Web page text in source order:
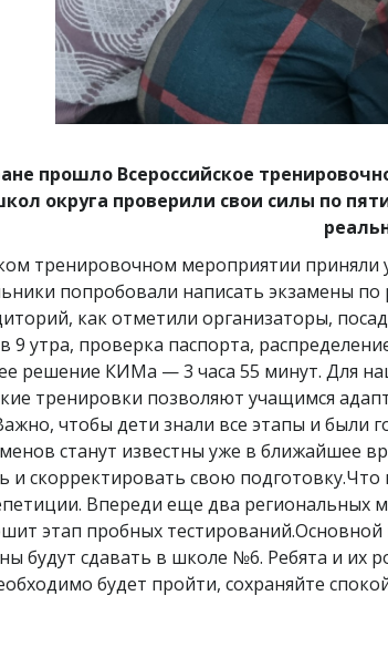
прошло Всероссийское
округа проверили свои силы по
тренировочном мероприятии
попробовали написать экзамены
как отметили организаторы,
9 утра, проверка паспорта,
решение КИМа — 3 часа 55 минут. Для
тренировки позволяют учащимся
чтобы дети знали все этапы и были
станут известны уже в ближайшее
и скорректировать свою
Впереди еще два региональных
этап пробных
будут сдавать в школе №6. Ребята и
будет пройти, сохраняйте